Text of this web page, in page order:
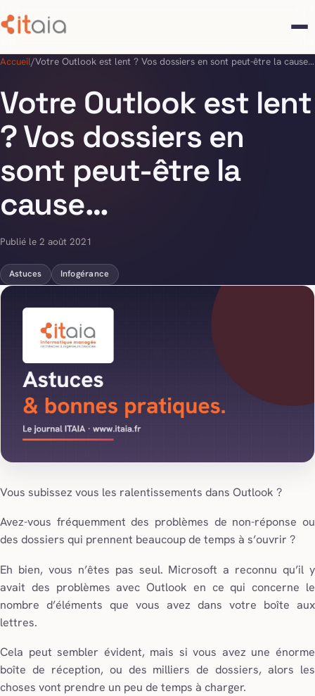
Accueil/Votre Outlook est lent ? Vos dossiers en sont peut-être la cause…
Votre Outlook est lent
? Vos dossiers en
sont peut-être la
cause…
Publié le 2 août 2021
Astuces Infogérance
Vous subissez vous les ralentissements dans Outlook ?
Avez-vous fréquemment des problèmes de non-réponse ou
des dossiers qui prennent beaucoup de temps à s’ouvrir ?
Eh bien, vous n’êtes pas seul. Microsoft a reconnu qu’il y
avait des problèmes avec Outlook en ce qui concerne le
nombre d’éléments que vous avez dans votre boîte aux
lettres.
Cela peut sembler évident, mais si vous avez une énorme
boîte de réception, ou des milliers de dossiers, alors les
choses vont prendre un peu de temps à charger.